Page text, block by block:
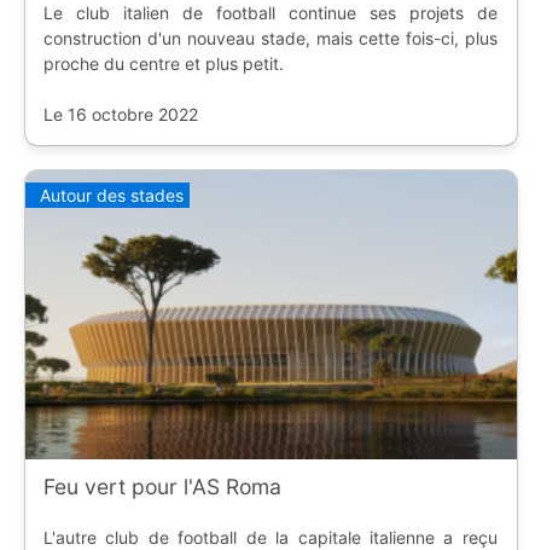
Le club italien de football continue ses projets de
construction d'un nouveau stade, mais cette fois-ci, plus
proche du centre et plus petit.
Le 16 octobre 2022
Autour des stades
Feu vert pour l'AS Roma
L'autre club de football de la capitale italienne a reçu